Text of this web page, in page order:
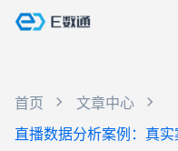
首页
文章中心
直播数据分析案例：真